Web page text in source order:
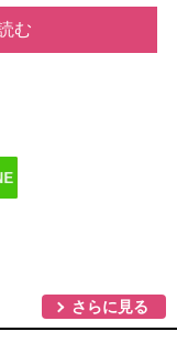
む
さらに見る